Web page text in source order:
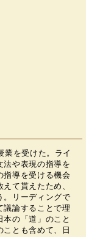
業を受けた。ライ
法や表現の指導を
指導を受ける機会
て貰えたため、
。リーディングで
議論することで理
の「道」のこと
とも含めて、日